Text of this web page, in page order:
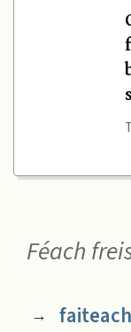
Féach
→ faiteach